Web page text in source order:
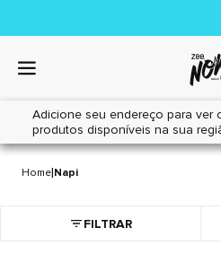
Adicione seu endereço para ver
produtos disponíveis na sua
NAPI
Home|Napi
FILTRAR